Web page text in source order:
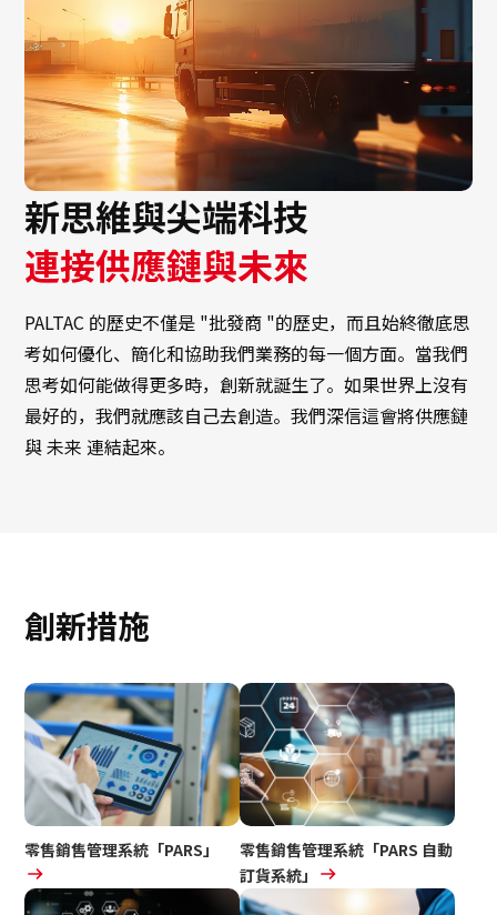
新思維與尖端科技
連接供應鏈與未來
PALTAC 的歷史不僅是 "批發商 "的歷史，而且始終徹底思
考如何優化、簡化和協助我們業務的每一個方面。當我們
思考如何能做得更多時，創新就誕生了。如果世界上沒有
最好的，我們就應該自己去創造。我們深信這會將供應鏈
與 未来 連結起來。
創新措施
零售銷售管理系統 「PARS」 零售銷售管理系統 「PARS 自動
訂貨系統」